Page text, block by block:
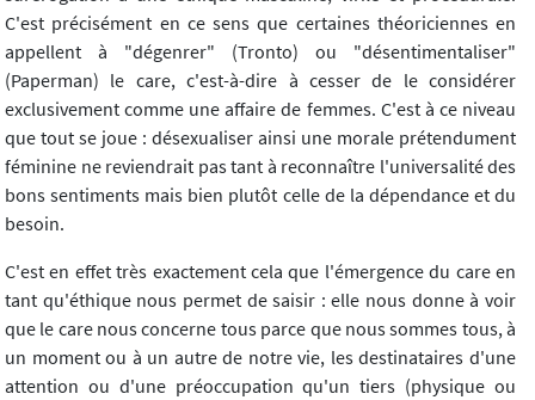
C'est précisément en ce sens que certaines théoriciennes en
appellent à "dégenrer" (Tronto) ou "désentimentaliser"
(Paperman) le care, c'est-à-dire à cesser de le considérer
exclusivement comme une affaire de femmes. C'est à ce niveau
que tout se joue : désexualiser ainsi une morale prétendument
féminine ne reviendrait pas tant à reconnaître l'universalité des
bons sentiments mais bien plutôt celle de la dépendance et du
besoin.
C'est en effet très exactement cela que l'émergence du care en
tant qu'éthique nous permet de saisir : elle nous donne à voir
que le care nous concerne tous parce que nous sommes tous, à
un moment ou à un autre de notre vie, les destinataires d'une
attention ou d'une préoccupation qu'un tiers (physique ou